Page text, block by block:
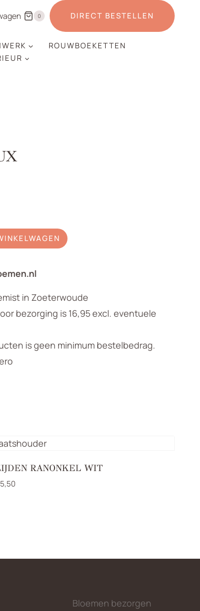
0 DIRECT BESTELLEN
ROUWBOEKETTEN
in Zoeterwoude
bezorging is 16,95 excl. eventuele
is geen minimum bestelbedrag.
RANONKEL WIT
5,50
Bloemen bezorgen